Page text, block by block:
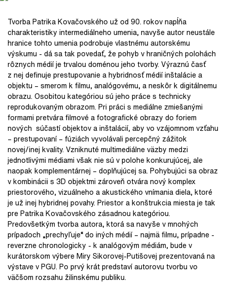
Tvorba Patrika Kovačovského už od 90. rokov napĺňa
charakteristiky intermediálneho umenia, navyše autor neustále
hranice tohto umenia podrobuje vlastnému autorskému
výskumu - dá sa tak povedať, že pohyb v hraničných polohách
rôznych médií je trvalou doménou jeho tvorby. Výraznú časť
z nej definuje prestupovanie a hybridnosť médií inštalácie a
objektu – smerom k filmu, analógovému, a neskôr k digitálnemu
obrazu. Osobitou kategóriou sú jeho práce s technicky
reprodukovaným obrazom. Pri práci s mediálne zmiešanými
formami pretvára filmové a fotografické obrazy do foriem
nových súčastí objektov a inštalácií, aby vo vzájomnom vzťahu
– prestupovaní – fúziách vyvolávali percepčný zážitok
novej/inej kvality. Vzniknuté multimediálne väzby medzi
jednotlivými médiami však nie sú v polohe konkurujúcej, ale
naopak komplementárnej – doplňujúcej sa. Pohybujúci sa obraz
v kombinácii s 3D objektmi zároveň otvára nový komplex
priestorového, vizuálneho a akustického vnímania diela, ktoré
je už inej hybridnej povahy. Priestor a konštrukcia miesta je tak
pre Patrika Kovačovského zásadnou kategóriou.
Predovšetkým tvorba autora, ktorá sa navyše v mnohých
prípadoch „prechyľuje“ do iných médií – najmä filmu, prípadne -
reverzne chronologicky - k analógovým médiám, bude v
kurátorskom výbere Miry Sikorovej-Putišovej prezentovaná na
výstave v PGU. Po prvý krát predstaví autorovu tvorbu vo
väčšom rozsahu žilinskému publiku.